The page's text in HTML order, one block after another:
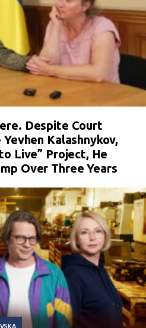
Despite Court
Kalashnykov,
Live” Project, He
Over Three Years